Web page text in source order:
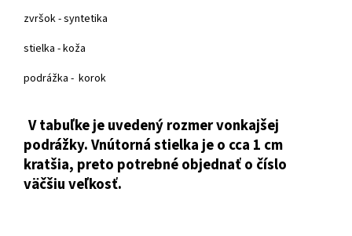
zvršok - syntetika
stielka - koža
podrážka - korok
V tabuľke je uvedený rozmer vonkajšej
podrážky. Vnútorná stielka je o cca 1 cm
kratšia, preto potrebné objednať o číslo
väčšiu veľkosť.